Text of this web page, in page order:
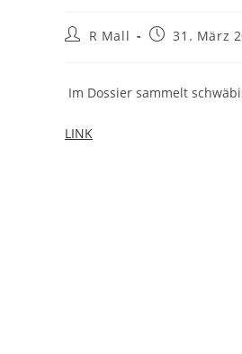
Beitrags-
R Mall
Beitrag31. März
Im Dossier sammelt
LINK